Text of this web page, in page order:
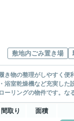
敷地内ごみ置き場
物の整理がしやすく便
室乾燥機など充実した
ーリングの物件です。な
間取り 面積